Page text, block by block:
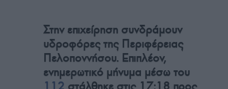
Στην επιχείρηση συνδράμουν
υδροφόρες της Περιφέρειας
Πελοποννήσου. Επιπλέον,
ενημερωτικό μήνυμα μέσω του